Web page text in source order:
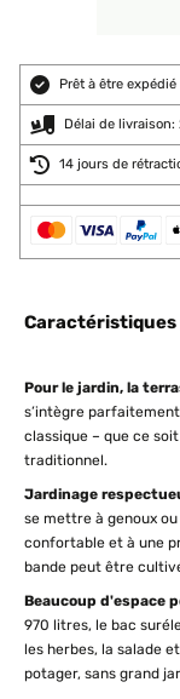
Prêt à être expédié
Délai de
14 jours de
Caractéristiques
Pour le jardin, la
s’intègre
classique – que ce
traditionnel.
Jardinage
se mettre à genoux
confortable et à une
bande peut être
Beaucoup d'espace
970 litres, le bac
les herbes, la salade
potager, sans grand